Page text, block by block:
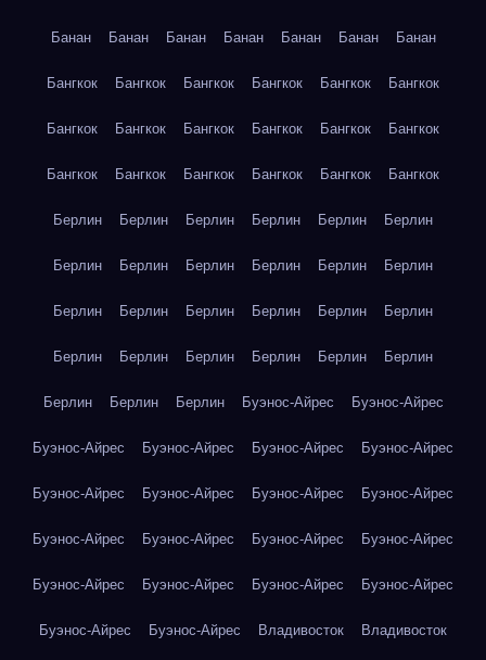
Банан Банан Банан Банан Банан Банан Банан
Бангкок Бангкок Бангкок Бангкок Бангкок Бангкок
Бангкок Бангкок Бангкок Бангкок Бангкок Бангкок
Бангкок Бангкок Бангкок Бангкок Бангкок Бангкок
Берлин Берлин Берлин Берлин Берлин Берлин
Берлин Берлин Берлин Берлин Берлин Берлин
Берлин Берлин Берлин Берлин Берлин Берлин
Берлин Берлин Берлин Берлин Берлин Берлин
Берлин Берлин Берлин Буэнос-Айрес Буэнос-Айрес
Буэнос-Айрес Буэнос-Айрес Буэнос-Айрес Буэнос-Айрес
Буэнос-Айрес Буэнос-Айрес Буэнос-Айрес Буэнос-Айрес
Буэнос-Айрес Буэнос-Айрес Буэнос-Айрес Буэнос-Айрес
Буэнос-Айрес Буэнос-Айрес Буэнос-Айрес Буэнос-Айрес
Буэнос-Айрес Буэнос-Айрес Владивосток Владивосток